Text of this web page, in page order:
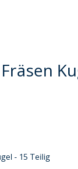
- 15 Teilig